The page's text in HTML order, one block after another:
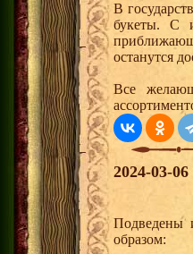
В
букеты. С
останутся
Все
2024-03-
Подведены
образом: